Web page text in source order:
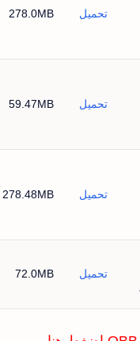
تحميل 278.0MB
تحميل 59.47MB
تحميل 278.48MB
تحميل 72.0MB